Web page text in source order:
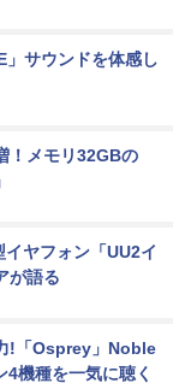
」サウンドを体感し
！メモリ32GBの
ヤフォン「UU2イ
が語る
!「Osprey」Noble
機種を一気に聴く